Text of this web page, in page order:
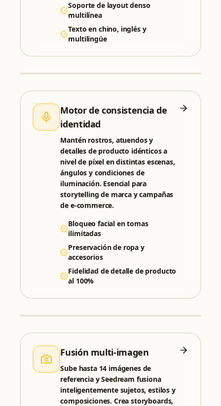
Soporte de layout denso
multilínea
Texto en chino, inglés y
multilingüe
Motor de consistencia de
identidad
Mantén rostros, atuendos y
detalles de producto idénticos a
nivel de píxel en distintas escenas,
ángulos y condiciones de
iluminación. Esencial para
storytelling de marca y campañas
de e-commerce.
Bloqueo facial en tomas
ilimitadas
Preservación de ropa y
accesorios
Fidelidad de detalle de producto
al 100%
Fusión multi-imagen
Sube hasta 14 imágenes de
referencia y Seedream fusiona
inteligentemente sujetos, estilos y
composiciones. Crea storyboards,
ALL TOOLS
Nano Banana 2 Nano Banana Pro